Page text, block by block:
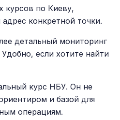
курсов по Киеву,
конкретной точки.
детальный мониторинг
если хотите найти
курс НБУ. Он не
и базой для
операциям.